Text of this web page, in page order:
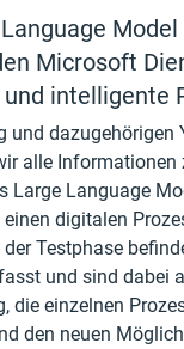
Microsoft
intelligente
und dazugehörigen
alle Informationen
Large Language
digitalen
Testphase
und sind dabei
die einzelnen
den neuen